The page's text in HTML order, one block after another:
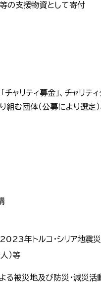
の支援物資として寄付
ャリティ募金」、チャリ
む団体（公募により選定）
年トルコ・シリア地震災
）等
る被災地及び防災・減災